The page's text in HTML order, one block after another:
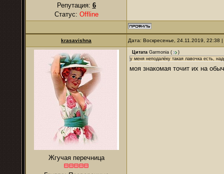
Репутация: 6
Статус: Offline
krasavishna Дата: Воскресенье, 24.11.2019,
Жгучая перечница
Цитата Garmonia (
)
у меня неподалёку такая лавочка есть,
моя знакомая точит их на